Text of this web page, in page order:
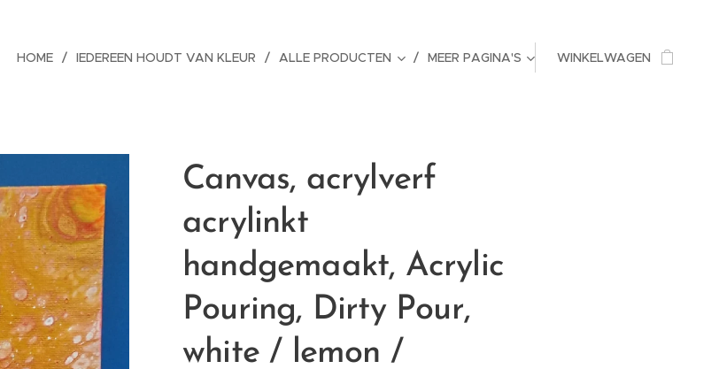
HOME IEDEREEN HOUDT VAN KLEUR ALLE PRODUCTEN MEER PAGINA'S WINKELWAGEN
Canvas, acrylverf
acrylinkt
handgemaakt, Acrylic
Pouring, Dirty Pour,
white / lemon /